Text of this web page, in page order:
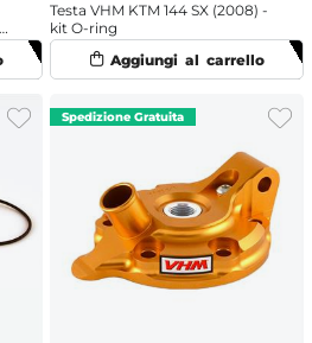
Testa VHM KTM 144 SX (2008) -
kit O-ring